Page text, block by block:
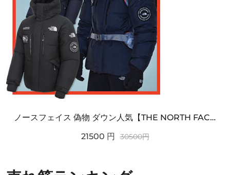
ノースフェイス 偽物 ダウン人気【THE NORTH FACE】M'S 7 SUMMIT HIM...
21500 円 30500円